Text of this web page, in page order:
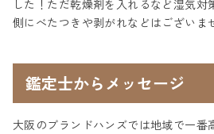
した！ただ乾燥剤を入れるなど湿気対
側にべたつきや剥がれなどはございま
鑑定士からメッセージ
大阪のブランドハンズでは地域で一番